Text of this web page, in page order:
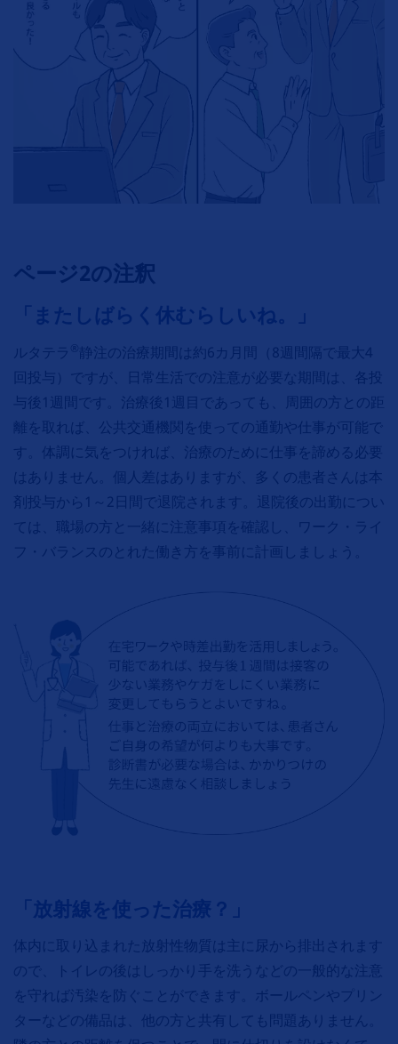
ページ2の注釈
「またしばらく休むらしいね。」
ルタテラ ® 静注の治療期間は約6カ月間（8週間隔で最大4
回投与）ですが、日常生活での注意が必要な期間は、各投
与後1週間です。治療後1週目であっても、周囲の方との距
離を取れば、公共交通機関を使っての通勤や仕事が可能で
す。体調に気をつければ、治療のために仕事を諦める必要
はありません。個人差はありますが、多くの患者さんは本
剤投与から1～2日間で退院されます。退院後の出勤につい
ては、職場の方と一緒に注意事項を確認し、ワーク・ライ
フ・バランスのとれた働き方を事前に計画しましょう。
「放射線を使った治療？」
体内に取り込まれた放射性物質は主に尿から排出されます
ので、トイレの後はしっかり手を洗うなどの一般的な注意
を守れば汚染を防ぐことができます。ボールペンやプリン
ターなどの備品は、他の方と共有しても問題ありません。